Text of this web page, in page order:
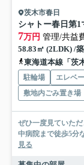
茨木市春日
シャトー春日第1
7万円 管理/共益
58.83㎡ (2LDK) /
東海道本線「茨
駐輪場 エレベ
敷地内ごみ置き場
ぜひ一度見ていた
中病院まで徒歩5分
見る